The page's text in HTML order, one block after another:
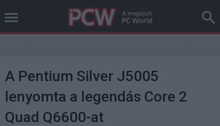
A Pentium Silver J5005
lenyomta a legendás Core 2
Quad Q6600-at